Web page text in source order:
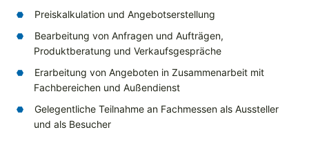
Preiskalkulation und Angebotserstellung
Bearbeitung von Anfragen und Aufträgen,
Produktberatung und Verkaufsgespräche
Erarbeitung von Angeboten in Zusammenarbeit mit
Fachbereichen und Außendienst
Gelegentliche Teilnahme an Fachmessen als Aussteller
und als Besucher